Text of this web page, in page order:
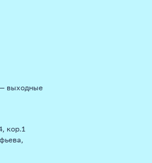
— выходные
кор.1